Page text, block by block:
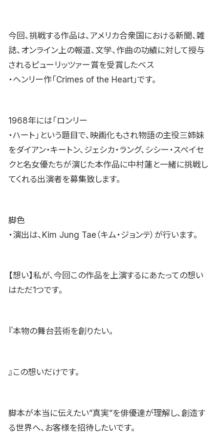
今回、挑戦する作品は、アメリカ合衆国における新聞、雑
誌、オンライン上の報道、文学、作曲の功績に対して授与
されるピューリッツァー賞を受賞したベス
・ヘンリー作「Crimes of the Heart」です。
1968年には「ロンリー
・ハート」という題目で、映画化もされ物語の主役三姉妹
をダイアン・キートン、ジェシカ・ラング、シシー・スペイセ
クと名女優たちが演じた本作品に中村蓮と一緒に挑戦し
てくれる出演者を募集致します。
脚色
・演出は、Kim Jung Tae（キム・ジョンテ）が行います。
【想い】私が、今回この作品を上演するにあたっての想い
はただ1つです。
『本物の舞台芸術を創りたい。
』この想いだけです。
脚本が本当に伝えたい”真実”を俳優達が理解し、創造す
る世界へ、お客様を招待したいです。